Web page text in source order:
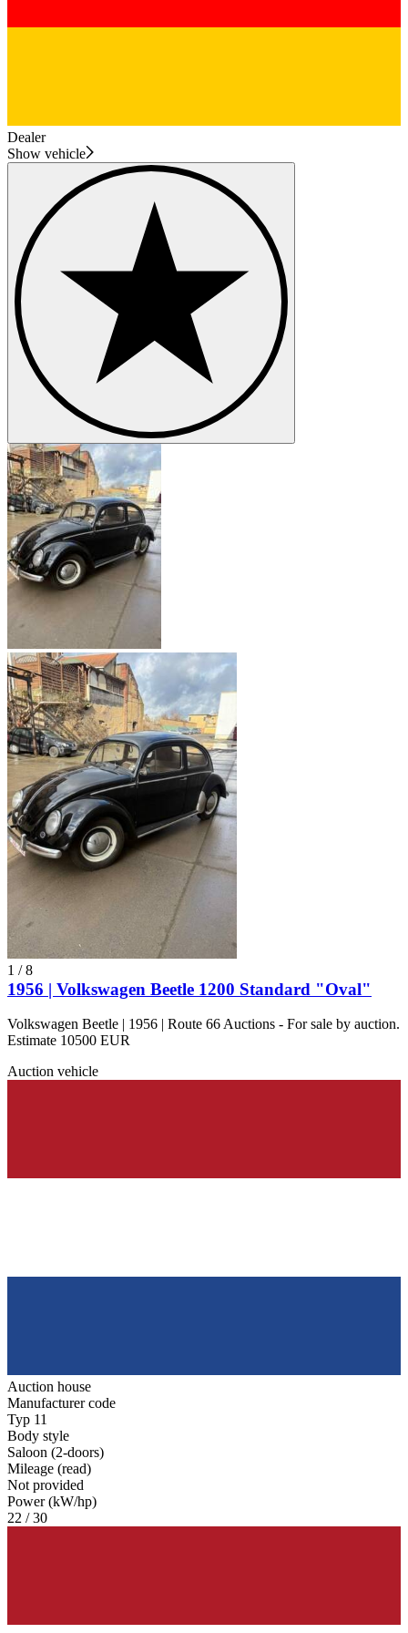
Dealer
Show vehicle
1 /8
1956 | Volkswagen Beetle 1200 Standard "Oval"
Volkswagen Beetle | 1956 | Route 66 Auctions - For sale by auction.
Estimate 10500 EUR
Auction vehicle
Auction house
Manufacturer code
Typ 11
Body style
Saloon (2-doors)
Mileage (read)
Not provided
Power (kW/hp)
22 / 30